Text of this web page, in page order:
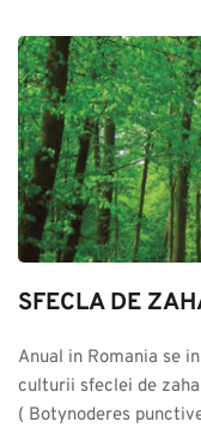
SFECLA DE
Anual in Romania se
culturii sfeclei de
( Botynoderes